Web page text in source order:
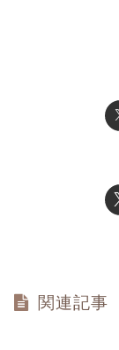
関連記事